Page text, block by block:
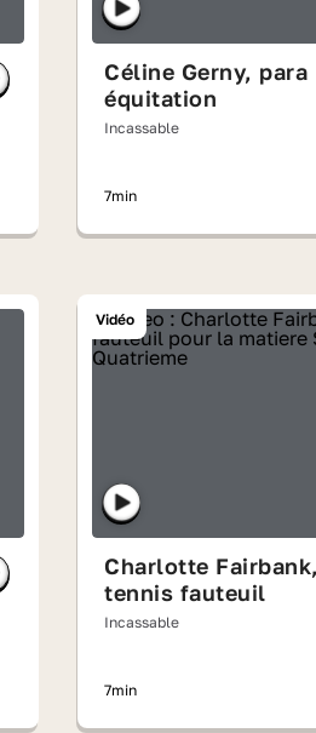
Céline Gerny, para
équitation
Incassable
7min
Vidéo
Charlotte
tennis fauteuil
Incassable
7min